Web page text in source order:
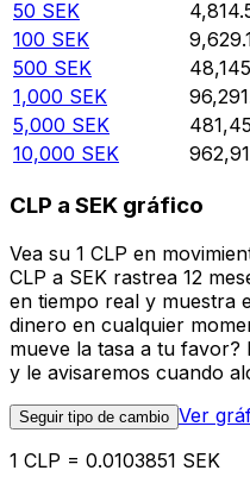
50 SEK
100 SEK
500 SEK
1,000 SEK
5,000 SEK
10,000 SEK
CLP a SEK gráfico
Vea su 1 CLP en
CLP a SEK rastrea 12
en tiempo real y muestra
dinero en cualquier
mueve la tasa a tu favor?
y le avisaremos cuando
Seguir tipo de cambio Ver
1 CLP = 0.0103851 SEK